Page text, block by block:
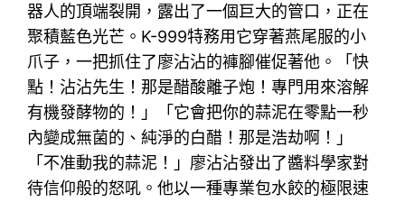
器人的頂端裂開，露出了一個巨大的管口，正在
聚積藍色光芒。K-999特務用它穿著燕尾服的小
爪子，一把抓住了廖沾沾的褲腳催促著他。「快
點！沾沾先生！那是醋酸離子炮！專門用來溶解
有機發酵物的！」「它會把你的蒜泥在零點一秒
內變成無菌的、純淨的白醋！那是浩劫啊！」
「不准動我的蒜泥！」廖沾沾發出了醬料學家對
待信仰般的怒吼。他以一種專業包水餃的極限速